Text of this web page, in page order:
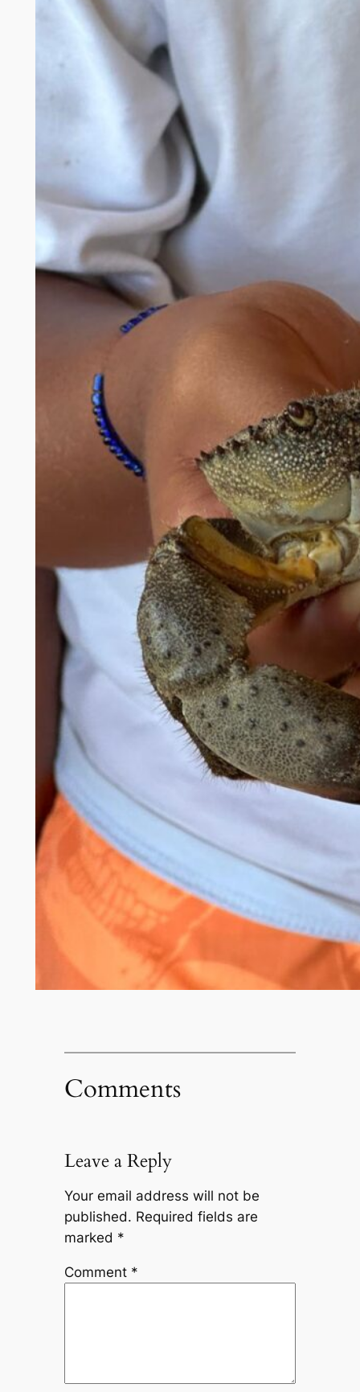
Comments
Leave a Reply
Your email address will not be
published. Required fields are
marked *
Comment *